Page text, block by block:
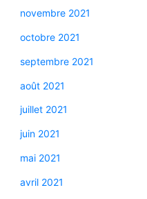
novembre 2021
octobre 2021
septembre 2021
août 2021
juillet 2021
juin 2021
mai 2021
avril 2021